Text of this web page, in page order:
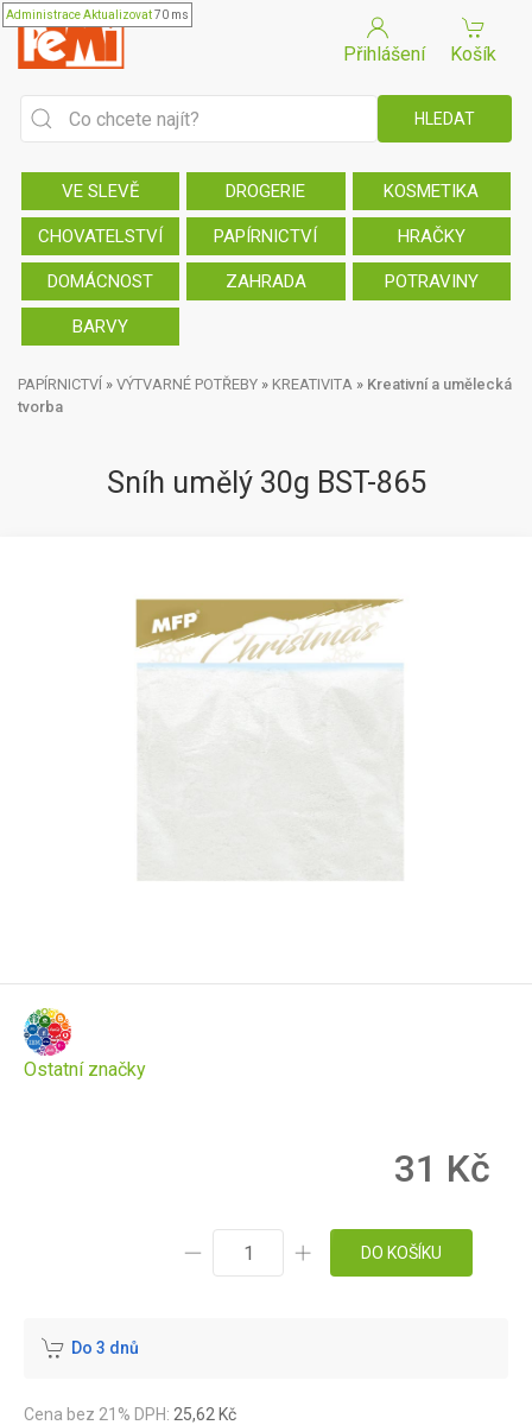
AdministraceAktualizovat70 ms
Přihlášení Košík
VE SLEVĚ DROGERIE KOSMETIKA
CHOVATELSTVÍ PAPÍRNICTVÍ HRAČKY
DOMÁCNOST ZAHRADA POTRAVINY
BARVY
PAPÍRNICTVÍ » VÝTVARNÉ POTŘEBY » KREATIVITA » Kreativní a umělecká
tvorba
Sníh umělý 30g BST-865
Ostatní značky
31 Kč
DO KOŠÍKU
Do 3 dnů
Cena bez 21% DPH: 25,62 Kč